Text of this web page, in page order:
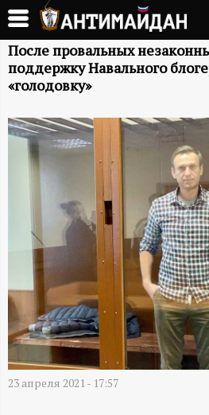
Перейти
основному
содержанию
А
Н
Т
Д
А
Н
После провальных
поддержку Навального
«голодовку»
23 апреля 2021 - 17:57